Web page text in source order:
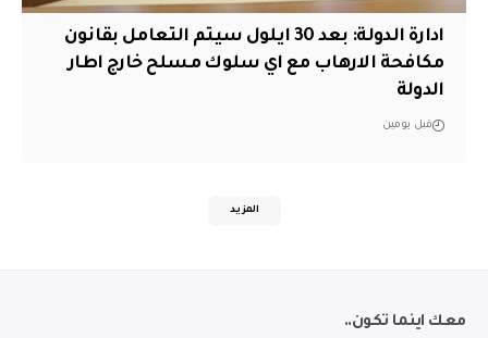
ادارة الدولة: بعد 30 ايلول سيتم التعامل بقانون
مكافحة الارهاب مع اي سلوك مسلح خارج اطار
الدولة
قبل يومين
المزيد
معك اينما تكون..